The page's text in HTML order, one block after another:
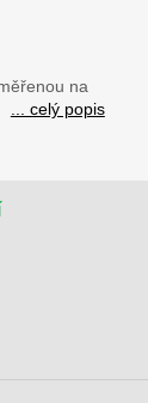
na
... celý popis